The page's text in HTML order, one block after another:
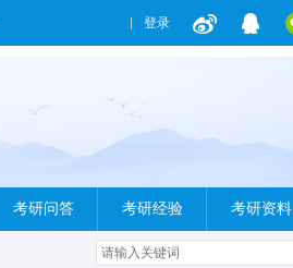
登录
考研问答 考研经验 考研资料